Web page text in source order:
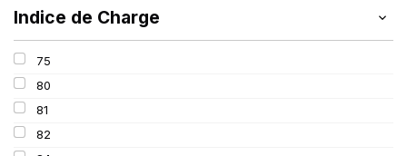
75
80
90
650
Indice de Charge
75
80
81
82